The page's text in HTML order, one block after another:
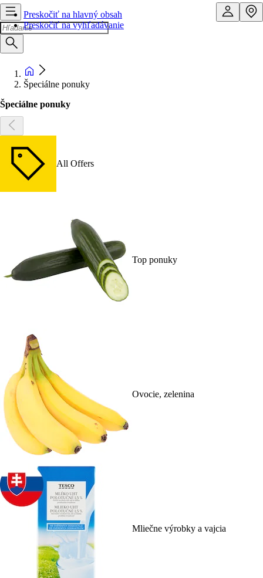
Preskočiť na hlavný obsah
Preskočiť na vyhľadávanie
Špeciálne ponuky
Špeciálne ponuky
All Offers
Top ponuky
Ovocie, zelenina
Mliečne výrobky a vajcia